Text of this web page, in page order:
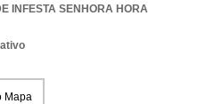
INFESTA SENHORA HORA
Mapa